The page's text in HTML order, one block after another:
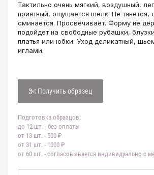
Тактильно очень мягкий, воздушный,
приятный, ощущается шелк. Не тянется,
сминается. Просвечивает. Форму не
подойдет на свободные рубашки,
платья или юбки. Уход деликатный,
иглами.
Получить образец
Подготовка образцов:
до 12 шт. - без оплаты
от 13 шт. - 500 ₽
от 31 шт. - 1000 ₽
от 60 шт. - согласовывается индивидуально с